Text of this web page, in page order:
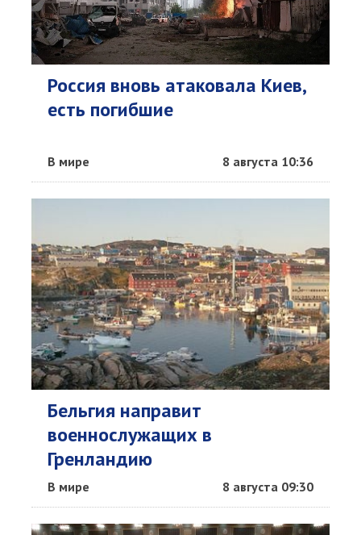
Россия вновь атаковала Киев,
есть погибшие
В мире 8 августа 10:36
Бельгия направит
военнослужащих в
Гренландию
В мире 8 августа 09:30